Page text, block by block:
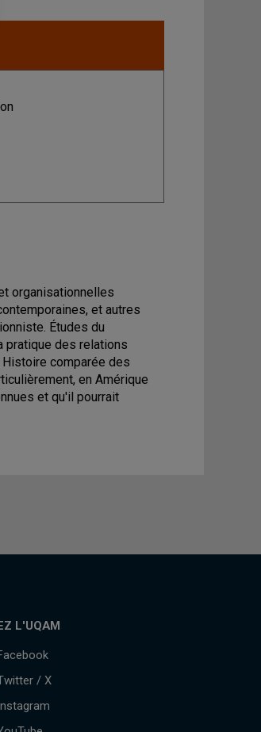
organisationnelles
et autres
Études du
pratique des relations
comparée des
en Amérique
et qu'il pourrait
L'UQAM
/ X